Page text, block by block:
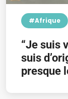
#Afrique
“Je suis
suis
presque